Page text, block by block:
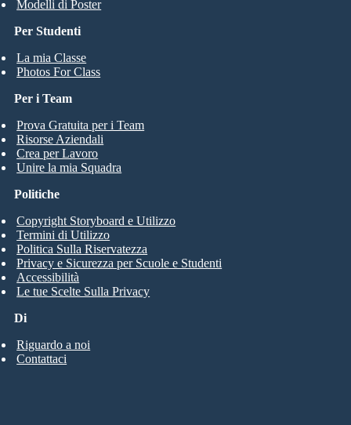
Per Studenti
La mia Classe
Photos For Class
Modelli di Poster
Per i Team
Prova Gratuita per i Team
Risorse Aziendali
Crea per Lavoro
Unire la mia Squadra
Di
Riguardo a noi
Contattaci
Politiche
Copyright Storyboard e Utilizzo
Termini di Utilizzo
Politica Sulla Riservatezza
Privacy e Sicurezza per Scuole e Studenti
Accessibilità
Le tue Scelte Sulla Privacy